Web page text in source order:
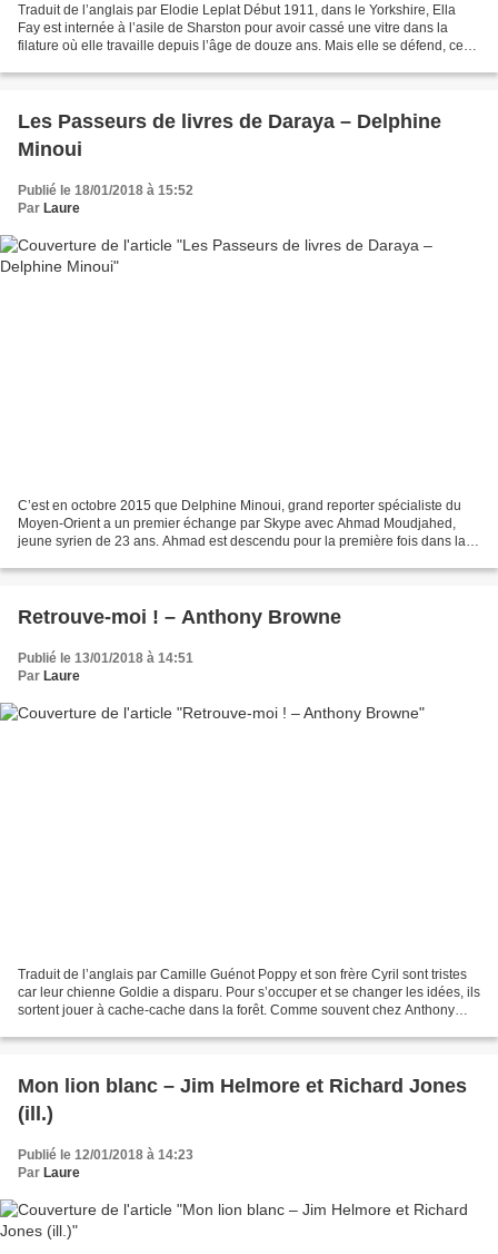
Traduit de l’anglais par Elodie Leplat Début 1911, dans le Yorkshire, Ella
Fay est internée à l’asile de Sharston pour avoir cassé une vitre dans la
filature où elle travaille depuis l’âge de douze ans. Mais elle se défend, ce
Les Passeurs de livres de Daraya – Delphine
Minoui
Publié le 18/01/2018 à 15:52
Par Laure
C’est en octobre 2015 que Delphine Minoui, grand reporter spécialiste du
Moyen-Orient a un premier échange par Skype avec Ahmad Moudjahed,
jeune syrien de 23 ans. Ahmad est descendu pour la première fois dans la
Retrouve-moi ! – Anthony Browne
Publié le 13/01/2018 à 14:51
Par Laure
Traduit de l’anglais par Camille Guénot Poppy et son frère Cyril sont tristes
car leur chienne Goldie a disparu. Pour s’occuper et se changer les idées, ils
sortent jouer à cache-cache dans la forêt. Comme souvent chez Anthony
Mon lion blanc – Jim Helmore et Richard Jones
(ill.)
Publié le 12/01/2018 à 14:23
Par Laure